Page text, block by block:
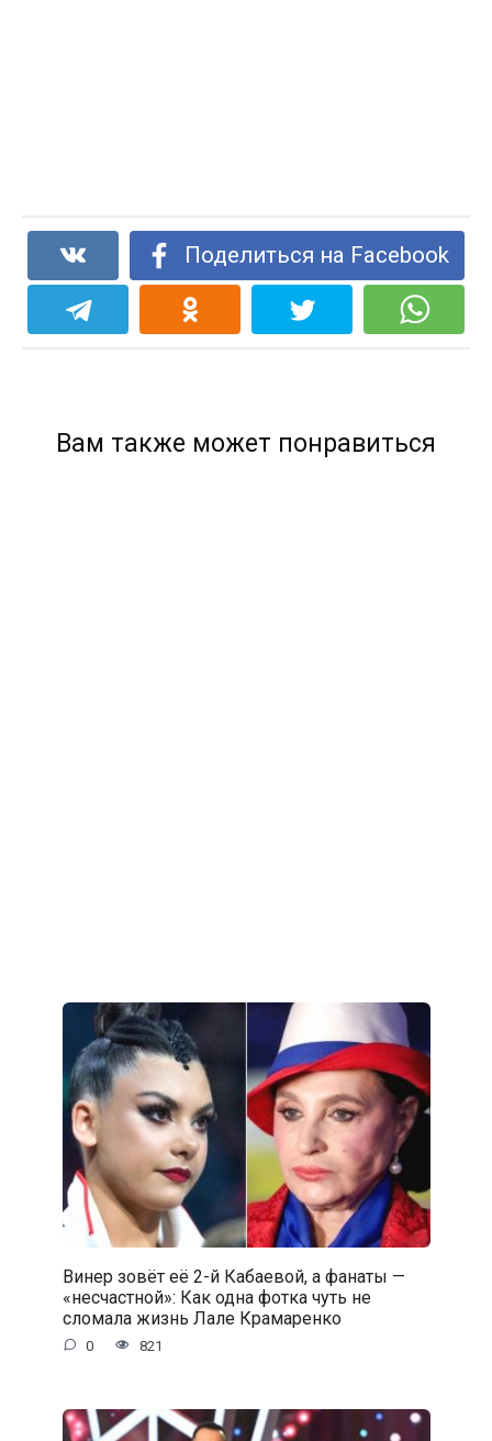
Поделиться на Facebook
Вам также может понравиться
Винер зовёт её 2-й Кабаевой, а фанаты —
«несчастной»: Как одна фотка чуть не
сломала жизнь Лале Крамаренко
0 821